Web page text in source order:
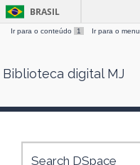
Skip
BRASIL
Ir para o conteúdo 1 Ir para o menu
Biblioteca digital MJ